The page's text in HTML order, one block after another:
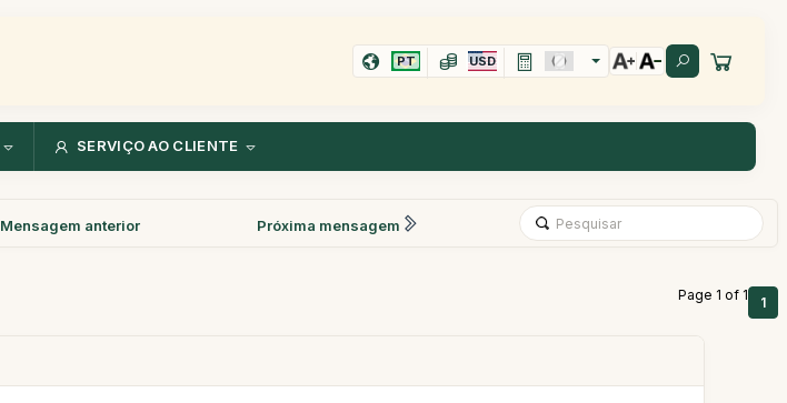
PT USD
SERVIÇO AO CLIENTE
Mensagem anterior Próxima mensagem
Page 1 of 1 1